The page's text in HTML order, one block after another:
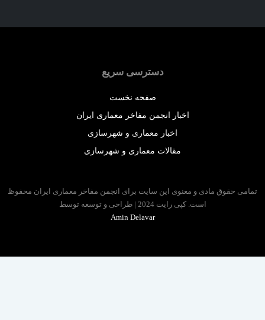
دسترسی سریع
صفحه نخست
اخبار انجمن مفاخر معماری ایران
اخبار معماری و شهرسازی
مقالات معماری و شهرسازی
حقوق مادی و معنوی این سایت برای انجمن مفاخر معماری ایران محفوظ
است. کپی رایت 2024 | طراحی و توسعه توسط
Amin Delavar